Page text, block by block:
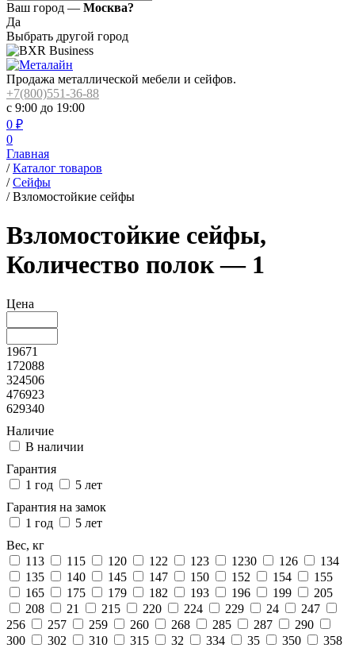
Ваш город — Москва?
Да
Выбрать другой город
Продажа металлической мебели и сейфов.
+7(800)551-36-88
с 9:00 до 19:00
0 ₽
0
Главная
/ Каталог товаров
/ Сейфы
/ Взломостойкие сейфы
Взломостойкие сейфы,
Количество полок — 1
Цена
19671
172088
324506
476923
629340
Наличие
В наличии
Гарантия
1 год
5 лет
Гарантия на замок
1 год
5 лет
Вес, кг
113
115 120 122 123 1230 126
134
135
140 145 147 150 152 154
155
165
175 179 182 193 196 199
205
208
21 215 220 224 229 24
247
256
257 259 260 268 285 287
290
300
302 310 315 32 334 35 350
358